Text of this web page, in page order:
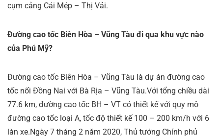
cụm cảng Cái Mép – Thị Vải.
Đường cao tốc Biên Hòa – Vũng Tàu đi qua khu vực nào
của Phú Mỹ?
Đường cao tốc Biên Hòa – Vũng Tàu là dự án đường cao
tốc nối Đồng Nai với Bà Rịa – Vũng Tàu.Với tổng chiều dài
77.6 km, đường cao tốc BH – VT có thiết kế với quy mô
đường cao tốc loại A, tốc độ thiết kế 100 – 200 km/h với 6
làn xe.Ngày 7 tháng 2 năm 2020, Thủ tướng Chính phủ